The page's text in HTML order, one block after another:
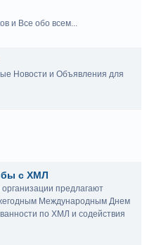
и Все обо всем...
Новости и Объявления для
с ХМЛ
предлагают
Международным Днем
по ХМЛ и содействия